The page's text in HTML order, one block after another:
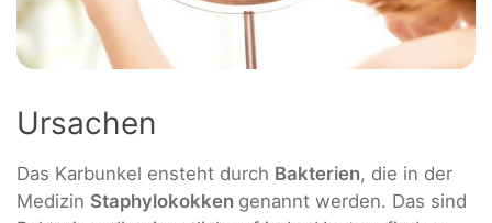
Ursachen
Das Karbunkel ensteht durch Bakterien, die in der
Medizin Staphylokokken genannt werden. Das sind